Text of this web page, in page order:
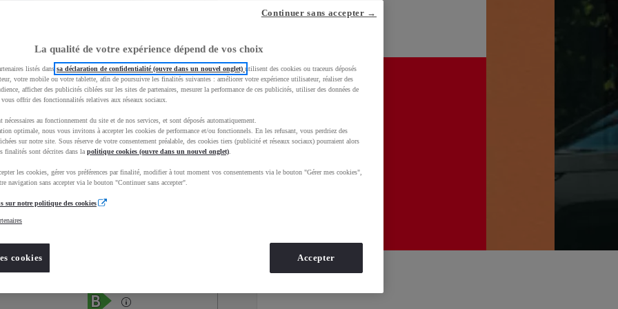
Services Concession
Occasions
La qualité de votre expérience dépend de vos choix
listés dans sa déclaration de confidentialité (ouvre dans un nouvel onglet) utilisent des cookies ou traceurs déposés
votre mobile ou votre tablette, afin de poursuivre les finalités suivantes : améliorer votre expérience utilisateur, réaliser des
afficher des publicités ciblées sur les sites de partenaires, mesurer la performance de ces publicités, utiliser des données de
offrir des fonctionnalités relatives aux réseaux sociaux.
nécessaires au fonctionnement du site et de nos services, et sont déposés automatiquement.
optimale, nous vous invitons à accepter les cookies de performance et/ou fonctionnels. En les refusant, vous perdriez des
sur notre site. Sous réserve de votre consentement préalable, des cookies tiers (publicité et réseaux sociaux) pourraient alors
finalités sont décrites dans la politique cookies (ouvre dans un nouvel onglet)
les cookies, gérer vos préférences par finalité, modifier à tout moment vos consentements via le bouton "Gérer mes cookies",
navigation sans accepter via le bouton "Continuer sans accepter".
sur notre politique des cookies
cookies
Continuer sans accepter →
Accepter